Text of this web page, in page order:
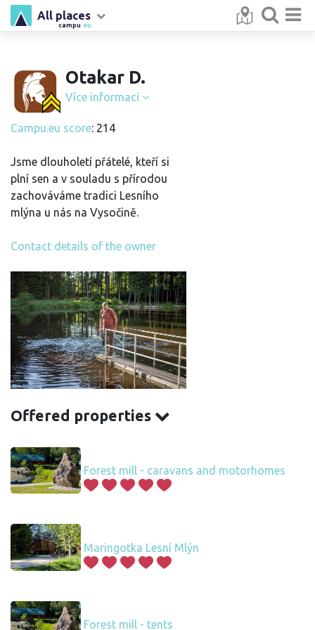
campu .eu
All places
Otakar D.
Více informací
Campu.eu score: 214
Jsme dlouholetí přátelé, kteří si
plní sen a v souladu s přírodou
zachováváme tradici Lesního
mlýna u nás na Vysočině.
Contact details of the owner
Offered properties
Forest mill - caravans and motorhomes
Maringotka Lesní Mlýn
Forest mill - tents